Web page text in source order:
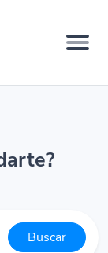
Buscar